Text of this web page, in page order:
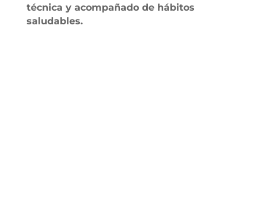
técnica y acompañado de hábitos
saludables.